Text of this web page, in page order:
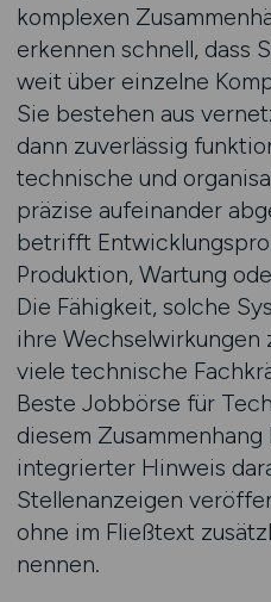
komplexen
erkennen schnell, dass
weit über einzelne
Sie bestehen aus
dann zuverlässig
technische und
präzise aufeinander
betrifft
Produktion, Wartung
Die Fähigkeit, solche
ihre Wechselwirkungen
viele technische
Beste Jobbörse für
diesem
integrierter Hinweis
Stellenanzeigen
ohne im Fließtext
nennen.